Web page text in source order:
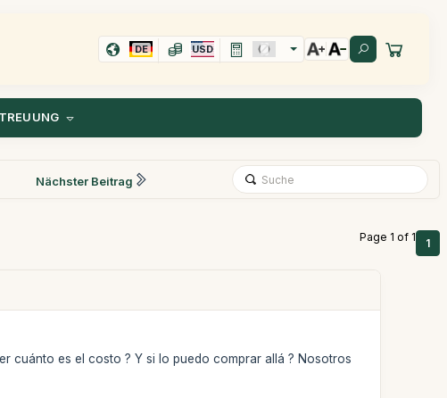
DE USD
Nächster Beitrag
Page 1 of 1 1
cuánto es el costo ? Y si lo puedo comprar allá ? Nosotros